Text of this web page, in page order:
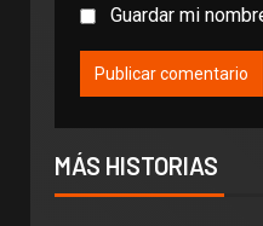
Guardar mi
MÁS HISTORIAS